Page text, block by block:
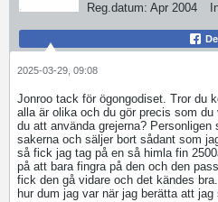
Reg.datum: Apr 2004
2025-03-29, 09:08
Jonroo tack för ögongodiset. Tror du
alla är olika och du gör precis som
du att använda grejerna?
sakerna och säljer bort sådant som
så fick jag tag på en så himla fin
på att bara fingra på den och den
fick den gå vidare och det kändes
hur dum jag var när jag berätta att jag